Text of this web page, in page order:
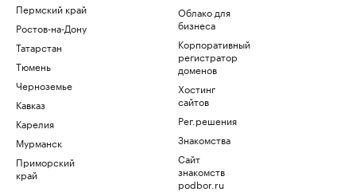
Пермский край
Ростов-на-Дону
Татарстан
Тюмень
Черноземье
Кавказ
Карелия
Мурманск
Приморский
край
Облако для
бизнеса
Корпоративный
регистратор
доменов
Хостинг
сайтов
Рег.решения
Знакомства
Сайт
знакомств
podbor.ru